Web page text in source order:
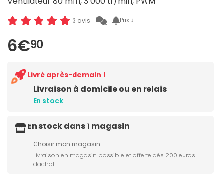
3 avis Prix ↓
6€90
Livraison à domicile ou en relais
En stock
Livré après-demain !
En stock dans 1 magasin
Choisir mon magasin
Livraison en magasin possible et offerte dès 200 euros
d'achat !